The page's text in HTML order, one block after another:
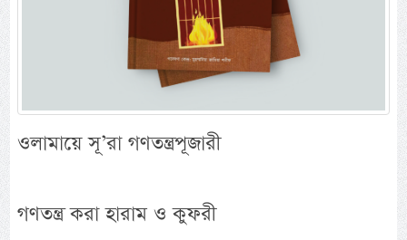
ওলামায়ে সূ’রা গণতন্ত্রপূজারী
গণতন্ত্র করা হারাম ও কুফরী